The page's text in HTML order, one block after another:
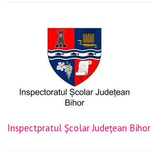
Inspectpratul Școlar Județean Bihor